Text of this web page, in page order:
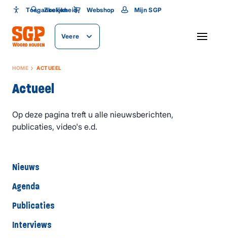
Toegankelijkheid
Toegankelijkheid
Lettergrootte
Zoeken Webshop Mijn SGP
Veere
HOME ACTUEEL
Actueel
Op deze pagina treft u alle nieuwsberichten,
publicaties, video's e.d.
Nieuws
Agenda
Publicaties
Interviews